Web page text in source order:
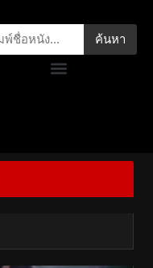
ค้นหา